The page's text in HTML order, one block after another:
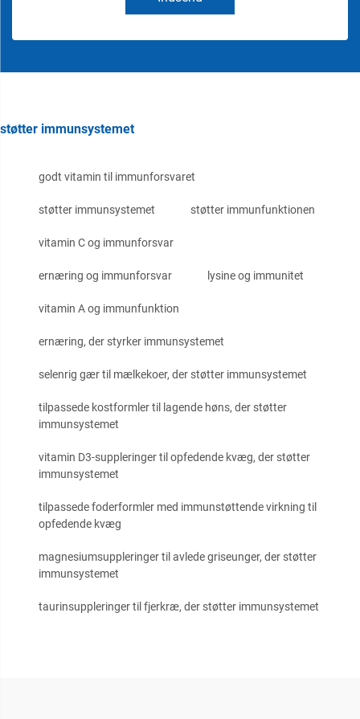
støtter immunsystemet
godt vitamin til immunforsvaret
støtter immunsystemet støtter immunfunktionen
vitamin C og immunforsvar
ernæring og immunforsvar lysine og immunitet
vitamin A og immunfunktion
ernæring, der styrker immunsystemet
selenrig gær til mælkekoer, der støtter immunsystemet
tilpassede kostformler til lagende høns, der støtter
immunsystemet
vitamin D3-suppleringer til opfedende kvæg, der støtter
immunsystemet
tilpassede foderformler med immunstøttende virkning til
opfedende kvæg
magnesiumsuppleringer til avlede griseunger, der støtter
immunsystemet
taurinsuppleringer til fjerkræ, der støtter immunsystemet